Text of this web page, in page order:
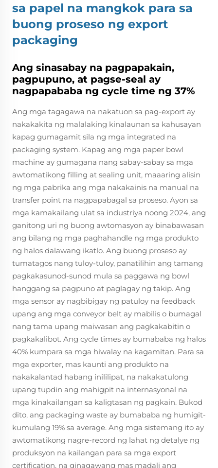
sa papel na mangkok para sa
buong proseso ng export
packaging
Ang sinasabay na pagpapakain,
pagpupuno, at pagse-seal ay
nagpapababa ng cycle time ng 37%
Ang mga tagagawa na nakatuon sa pag-export ay
nakakakita ng malalaking kinalaunan sa kahusayan
kapag gumagamit sila ng mga integrated na
packaging system. Kapag ang mga paper bowl
machine ay gumagana nang sabay-sabay sa mga
awtomatikong filling at sealing unit, maaaring alisin
ng mga pabrika ang mga nakakainis na manual na
transfer point na nagpapabagal sa proseso. Ayon sa
mga kamakailang ulat sa industriya noong 2024, ang
ganitong uri ng buong awtomasyon ay binabawasan
ang bilang ng mga paghahandle ng mga produkto
ng halos dalawang ikatlo. Ang buong proseso ay
tumatagos nang tuloy-tuloy, panatilihin ang tamang
pagkakasunod-sunod mula sa paggawa ng bowl
hanggang sa pagpuno at paglagay ng takip. Ang
mga sensor ay nagbibigay ng patuloy na feedback
upang ang mga conveyor belt ay mabilis o bumagal
nang tama upang maiwasan ang pagkakabitin o
pagkakalibot. Ang cycle times ay bumababa ng halos
40% kumpara sa mga hiwalay na kagamitan. Para sa
mga exporter, mas kaunti ang produkto na
nakakalantad habang inililipat, na nakakatulong
upang tupdin ang mahigpit na internasyonal na
mga kinakailangan sa kaligtasan ng pagkain. Bukod
dito, ang packaging waste ay bumababa ng humigit-
kumulang 19% sa average. Ang mga sistemang ito ay
awtomatikong nagre-record ng lahat ng detalye ng
produksyon na kailangan para sa mga export
certification, na ginagawang mas madali ang